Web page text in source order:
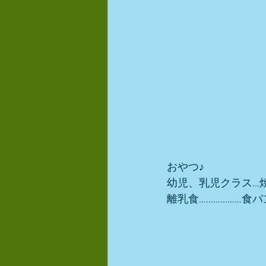
おやつ♪
幼児、乳児クラス…
離乳食………………食パ